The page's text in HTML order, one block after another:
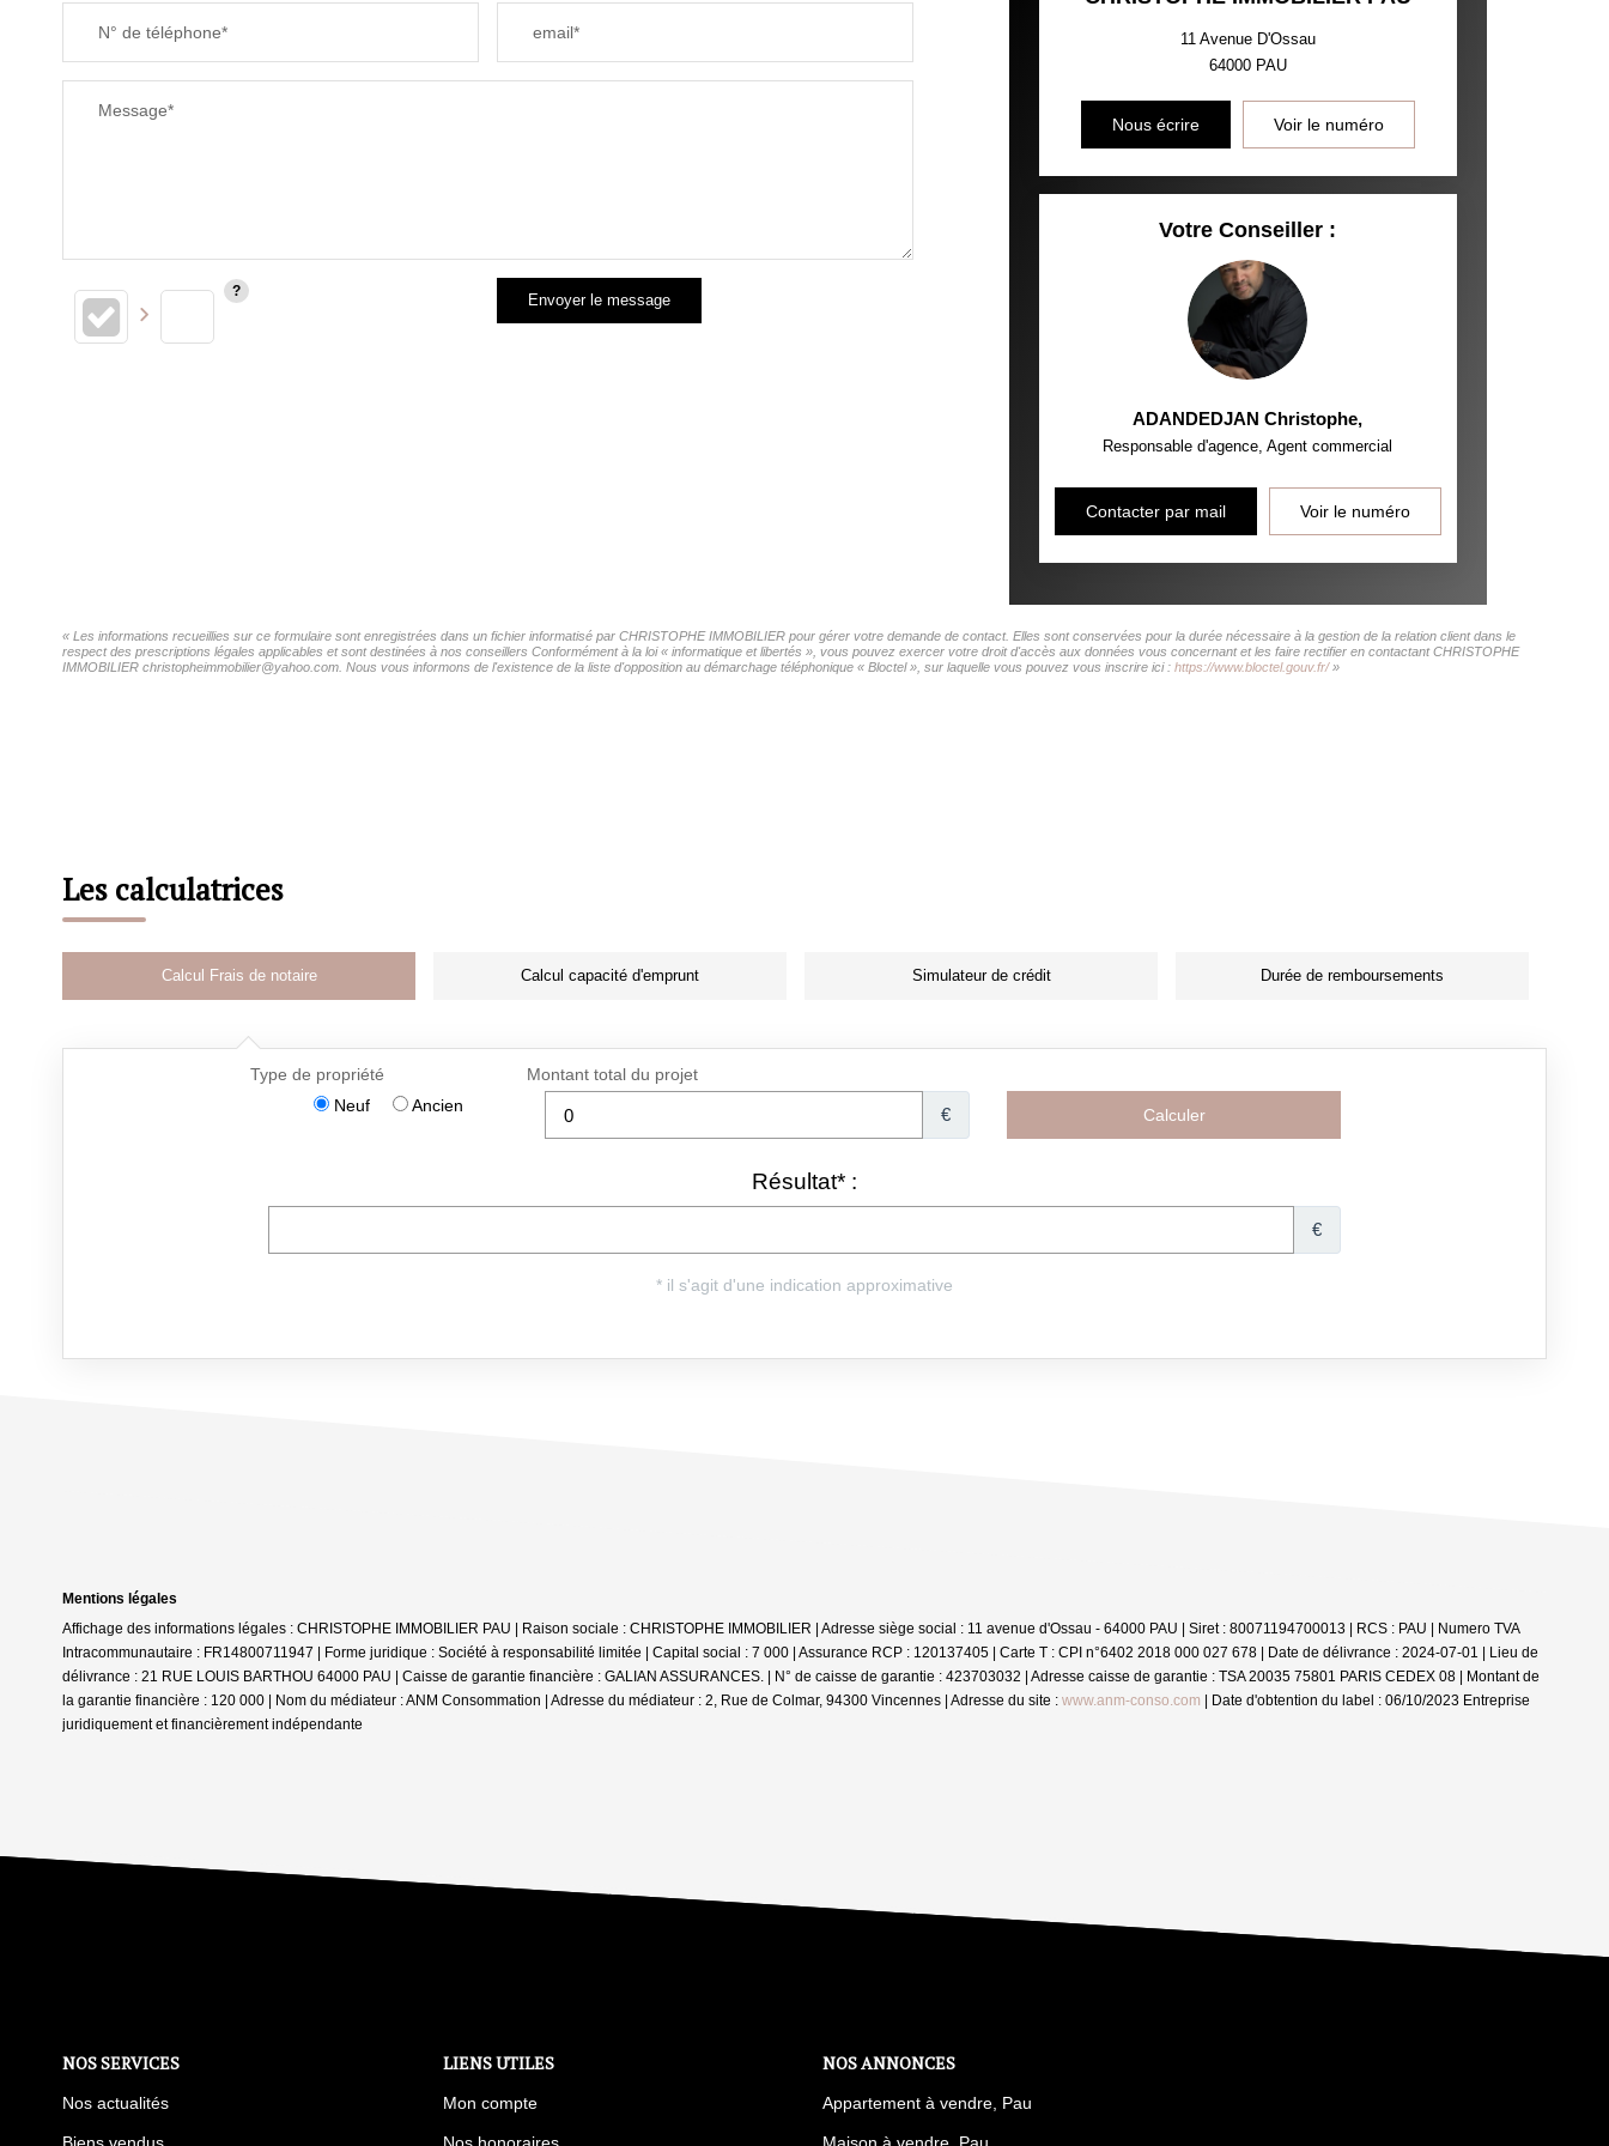
N° de téléphone* email*
Message*
Envoyer le message
11 Avenue D'Ossau
64000 PAU
Nous écrire Voir le numéro
Votre Conseiller :
ADANDEDJAN Christophe,
Responsable d'agence, Agent commercial
Contacter par mail Voir le numéro
« Les informations recueillies sur ce formulaire sont enregistrées dans un fichier informatisé par CHRISTOPHE IMMOBILIER pour gérer votre demande de contact. Elles sont conservées pour la durée nécessaire à la gestion de la relation client dans le
respect des prescriptions légales applicables et sont destinées à nos conseillers Conformément à la loi « informatique et libertés », vous pouvez exercer votre droit d'accès aux données vous concernant et les faire rectifier en contactant CHRISTOPHE
IMMOBILIER christopheimmobilier@yahoo.com. Nous vous informons de l'existence de la liste d'opposition au démarchage téléphonique « Bloctel », sur laquelle vous pouvez vous inscrire ici : https://www.bloctel.gouv.fr/»
Les calculatrices
Calcul Frais de notaire Calcul capacité d'emprunt Simulateur de crédit Durée de remboursements
Mentions légales
Affichage des informations légales : CHRISTOPHE IMMOBILIER PAU | Raison sociale : CHRISTOPHE IMMOBILIER | Adresse siège social : 11 avenue d'Ossau - 64000 PAU | Siret : 80071194700013 | RCS : PAU | Numero TVA
Intracommunautaire : FR14800711947 | Forme juridique : Société à responsabilité limitée | Capital social : 7 000 | Assurance RCP : 120137405 | Carte T : CPI n°6402 2018 000 027 678 | Date de délivrance : 2024-07-01 | Lieu de
délivrance : 21 RUE LOUIS BARTHOU 64000 PAU | Caisse de garantie financière : GALIAN ASSURANCES. | N° de caisse de garantie : 423703032 | Adresse caisse de garantie : TSA 20035 75801 PARIS CEDEX 08 | Montant de
la garantie financière : 120 000 | Nom du médiateur : ANM Consommation | Adresse du médiateur : 2, Rue de Colmar, 94300 Vincennes | Adresse du site : www.anm-conso.com | Date d'obtention du label : 06/10/2023 Entreprise
juridiquement et financièrement indépendante
NOS SERVICES
Nos actualités
LIENS UTILES
Mon compte
NOS ANNONCES
Appartement à vendre, Pau